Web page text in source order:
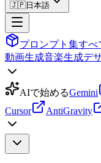
🇯🇵日本語
プロンプト集すべ
動画生成音楽生成デ
AIで始めるGemini
Cursor
AntiGravity